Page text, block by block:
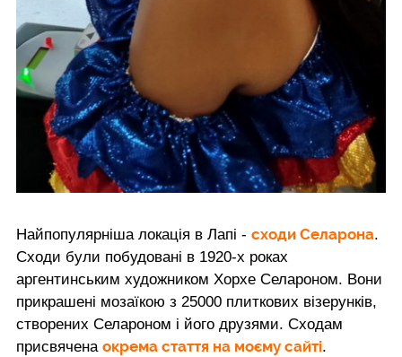
Найпопулярніша локація в Лапі - сходи Селарона.
Сходи були побудовані в 1920-х роках
аргентинським художником Хорхе Селароном. Вони
прикрашені мозаїкою з 25000 плиткових візерунків,
створених Селароном і його друзями. Сходам
присвячена окрема стаття на моєму сайті.